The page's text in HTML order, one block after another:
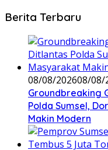
Berita Terbaru
08/08/202608/08/
Groundbreaking
Polda Sumsel,
Makin Modern